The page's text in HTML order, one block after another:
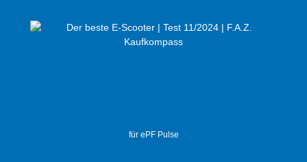
für ePF Pulse